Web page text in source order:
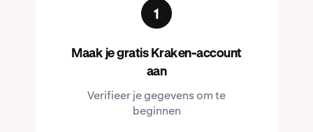
Maak je gratis Kraken-account
aan
Verifieer je gegevens om te
beginnen